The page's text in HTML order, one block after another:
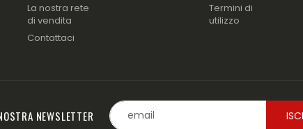
La nostra rete
di vendita
Contattaci
Termini di
utilizzo
NEWSLETTER